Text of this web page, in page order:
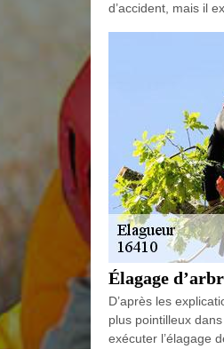
d’accident, mais il
Élagage
D’après les
plus pointilleux
exécuter l’élagage